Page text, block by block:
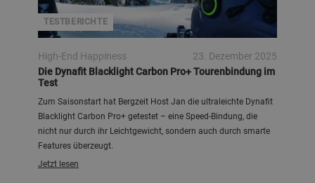
TESTBERICHTE
High-End Happiness
23. Dezember 2025
Die Dynafit Blacklight Carbon Pro+ Tourenbindung im
Test
Zum Saisonstart hat Bergzeit Host Jan die ultraleichte Dynafit
Blacklight Carbon Pro+ getestet – eine Speed-Bindung, die
nicht nur durch ihr Leichtgewicht, sondern auch durch smarte
Features überzeugt.
Jetzt lesen